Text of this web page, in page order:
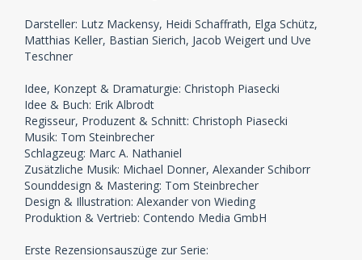
Darsteller: Lutz Mackensy, Heidi Schaffrath, Elga Schütz,
Matthias Keller, Bastian Sierich, Jacob Weigert und Uve
Teschner
Idee, Konzept & Dramaturgie: Christoph Piasecki
Idee & Buch: Erik Albrodt
Regisseur, Produzent & Schnitt: Christoph Piasecki
Musik: Tom Steinbrecher
Schlagzeug: Marc A. Nathaniel
Zusätzliche Musik: Michael Donner, Alexander Schiborr
Sounddesign & Mastering: Tom Steinbrecher
Design & Illustration: Alexander von Wieding
Produktion & Vertrieb: Contendo Media GmbH
Erste Rezensionsauszüge zur Serie: